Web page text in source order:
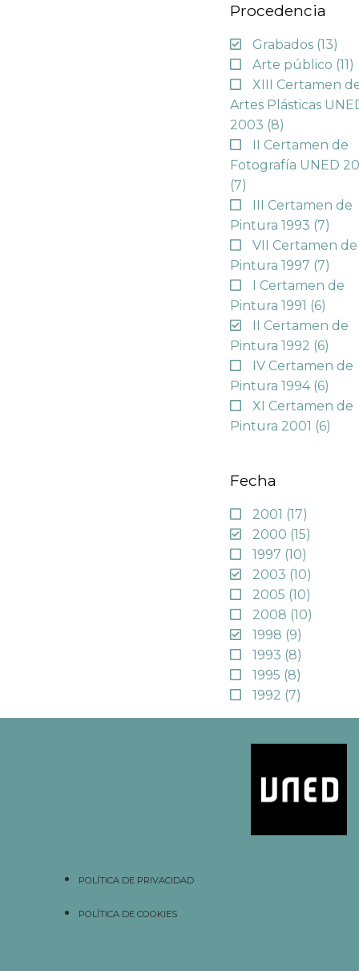
Procedencia
Grabados (13)
Arte público (11)
XIII Certamen
Artes Plásticas
2003 (8)
II Certamen de
Fotografía UNED
(7)
III Certamen de
Pintura 1993 (7)
VII Certamen de
Pintura 1997 (7)
I Certamen de
Pintura 1991 (6)
II Certamen de
Pintura 1992 (6)
IV Certamen de
Pintura 1994 (6)
XI Certamen de
Pintura 2001 (6)
Fecha
2001 (17)
2000 (15)
1997 (10)
2003 (10)
2005 (10)
2008 (10)
1998 (9)
1993 (8)
1995 (8)
1992 (7)
POLÍTICA DE PRIVACIDAD
POLÍTICA DE COOKIES